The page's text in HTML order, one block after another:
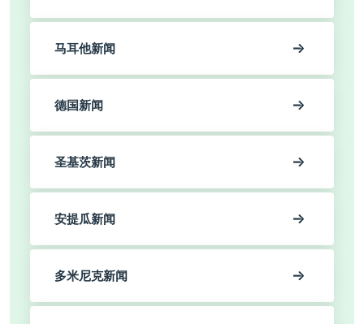
马耳他新闻
德国新闻
圣基茨新闻
安提瓜新闻
多米尼克新闻